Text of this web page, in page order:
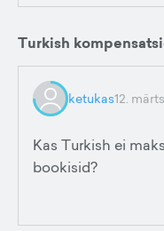
Turkish
ketukas12.
Kas Turkish ei
bookisid?